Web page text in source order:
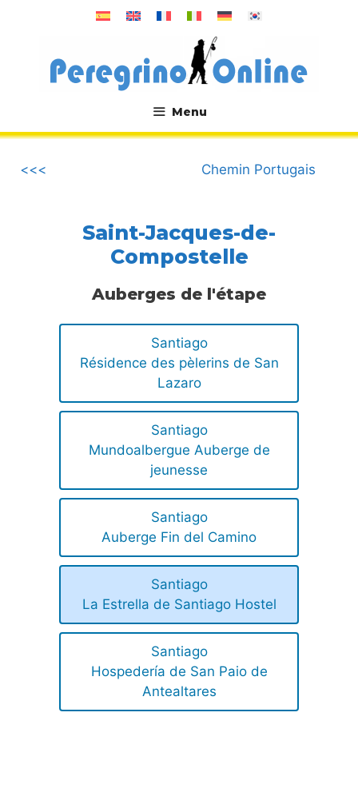
Menu
.
<<<
Chemin Portugais
Saint-Jacques-de-
Compostelle
Auberges de l'étape
Santiago
Résidence des pèlerins de San
Lazaro
Santiago
Mundoalbergue Auberge de
jeunesse
Santiago
Auberge Fin del Camino
Santiago
La Estrella de Santiago Hostel
Santiago
Hospedería de San Paio de
Antealtares